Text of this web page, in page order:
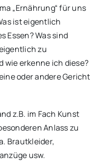
„Ernährung“ für uns
ist eigentlich
Essen? Was sind
zu
wie erkenne ich diese?
oder andere Gericht
z.B. im Fach Kunst
Anlass zu
Brautkleider,
usw.